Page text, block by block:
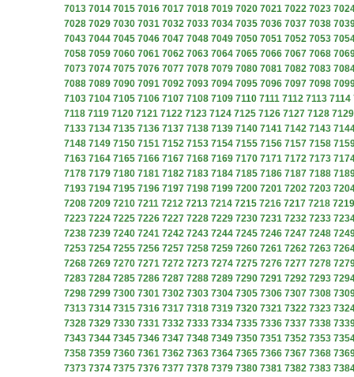
7013 7014 7015 7016 7017 7018 7019 7020 7021 7022 7023
7028 7029 7030 7031 7032 7033 7034 7035 7036 7037 7038
7043 7044 7045 7046 7047 7048 7049 7050 7051 7052 7053
7058 7059 7060 7061 7062 7063 7064 7065 7066 7067 7068
7073 7074 7075 7076 7077 7078 7079 7080 7081 7082 7083
7088 7089 7090 7091 7092 7093 7094 7095 7096 7097 7098
7103 7104 7105 7106 7107 7108 7109 7110 7111 7112 7113 7114
7118 7119 7120 7121 7122 7123 7124 7125 7126 7127 7128 7129
7133 7134 7135 7136 7137 7138 7139 7140 7141 7142 7143
7148 7149 7150 7151 7152 7153 7154 7155 7156 7157 7158
7163 7164 7165 7166 7167 7168 7169 7170 7171 7172 7173
7178 7179 7180 7181 7182 7183 7184 7185 7186 7187 7188
7193 7194 7195 7196 7197 7198 7199 7200 7201 7202 7203
7208 7209 7210 7211 7212 7213 7214 7215 7216 7217 7218 7219
7223 7224 7225 7226 7227 7228 7229 7230 7231 7232 7233
7238 7239 7240 7241 7242 7243 7244 7245 7246 7247 7248
7253 7254 7255 7256 7257 7258 7259 7260 7261 7262 7263
7268 7269 7270 7271 7272 7273 7274 7275 7276 7277 7278
7283 7284 7285 7286 7287 7288 7289 7290 7291 7292 7293
7298 7299 7300 7301 7302 7303 7304 7305 7306 7307 7308
7313 7314 7315 7316 7317 7318 7319 7320 7321 7322 7323
7328 7329 7330 7331 7332 7333 7334 7335 7336 7337 7338
7343 7344 7345 7346 7347 7348 7349 7350 7351 7352 7353
7358 7359 7360 7361 7362 7363 7364 7365 7366 7367 7368
7373 7374 7375 7376 7377 7378 7379 7380 7381 7382 7383